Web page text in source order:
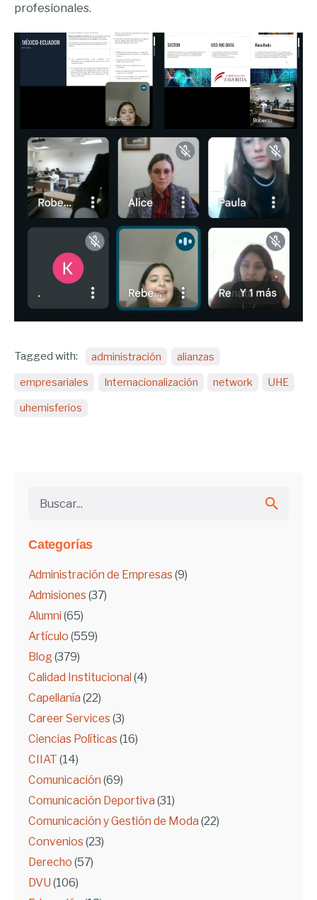
Categorías
Administración de Empresas (9)
Admisiones (37)
Alumni (65)
Artículo (559)
Blog(379)
Calidad Institucional (4)
Capellanía (22)
Career Services (3)
Ciencias Políticas (16)
CIIAT (14)
Comunicación (69)
Comunicación Deportiva (31)
Comunicación y Gestión de Moda (22)
Convenios (23)
Derecho (57)
DVU (106)
profesionales.
Tagged with: administración alianzas
empresariales Internacionalización network UHE
uhemisferios